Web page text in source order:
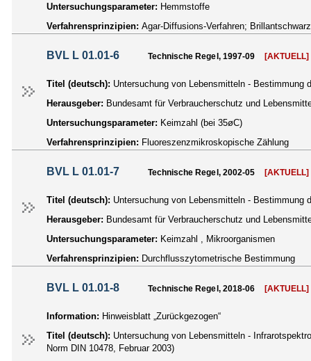
Untersuchungsparameter: Hemmstoffe
Verfahrensprinzipien: Agar-Diffusions-Verfahren;
BVL L 01.01-6 Technische Regel, 1997-09 [AKTUELL]
Titel (deutsch): Untersuchung von Lebensmitteln - Bestimmung
Herausgeber: Bundesamt für Verbraucherschutz und
Untersuchungsparameter: Keimzahl (bei 35øC)
Verfahrensprinzipien: Fluoreszenzmikroskopische Zählung
BVL L 01.01-7 Technische Regel, 2002-05 [AKTUELL]
Titel (deutsch): Untersuchung von Lebensmitteln - Bestimmung
Herausgeber: Bundesamt für Verbraucherschutz und
Untersuchungsparameter: Keimzahl , Mikroorganismen
Verfahrensprinzipien: Durchflusszytometrische Bestimmung
BVL L 01.01-8 Technische Regel, 2018-06 [AKTUELL]
Information: Hinweisblatt „Zurückgezogen“
Titel (deutsch): Untersuchung von Lebensmitteln -
Norm DIN 10478, Februar 2003)